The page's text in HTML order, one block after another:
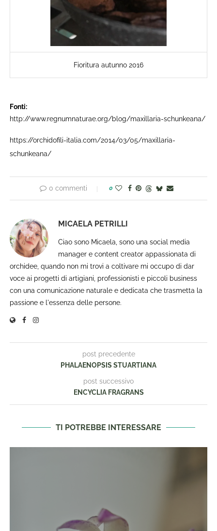
Fioritura autunno 2016
Fonti: ​
http://www.regnumnaturae.org/blog/maxillaria-schunkeana/
https://orchidofili-italia.com/2014/03/05/maxillaria-
schunkeana/
0 commenti 0
MICAELA PETRILLI
Ciao sono Micaela, sono una social media
manager e content creator appassionata di
orchidee, quando non mi trovi a coltivare mi occupo di dar
voce ai progetti di artigiani, professionisti e piccoli business
con una comunicazione naturale e dedicata che trasmetta la
passione e l'essenza delle persone.
post precedente
PHALAENOPSIS STUARTIANA
post successivo
ENCYCLIA FRAGRANS
TI POTREBBE INTERESSARE